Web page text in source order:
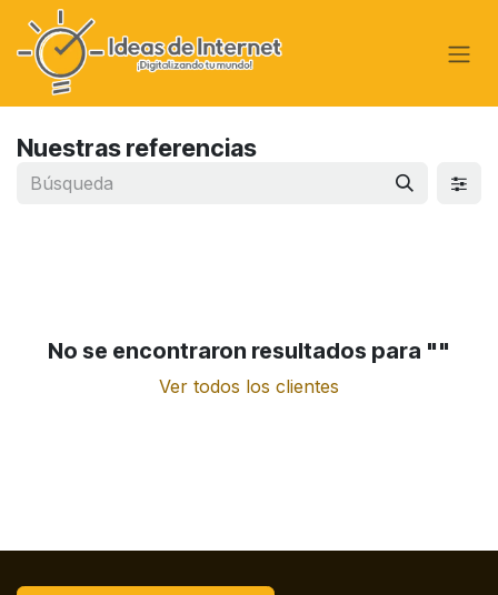
Ir al contenido
Nuestras referencias
No se encontraron resultados para ""
Ver todos los clientes